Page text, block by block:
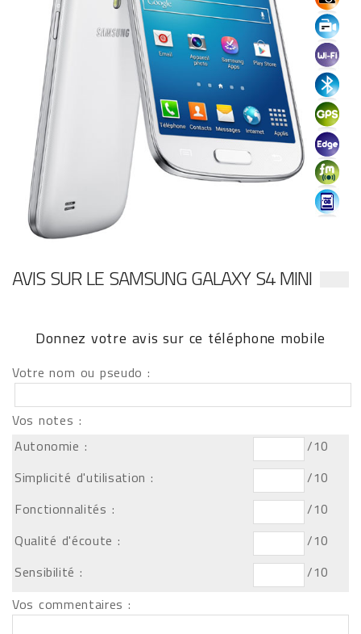
AVIS SUR LE SAMSUNG GALAXY S4 MINI
Donnez votre avis sur ce téléphone mobile
Votre nom ou pseudo :
Vos notes :
Autonomie :
/10
Simplicité d'utilisation :
/10
Fonctionnalités :
/10
Qualité d'écoute :
/10
Sensibilité :
/10
Vos commentaires :